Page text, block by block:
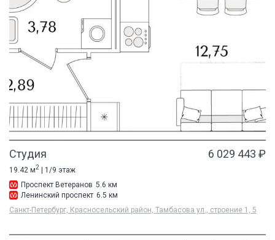
Студия 6 029 443 ₽
19.42 м2 | 1/9 этаж
Проспект Ветеранов 5.6 км
Ленинский проспект 6.5 км
Санкт-Петербург, Красносельский район, Тамбасова ул., строение 1, 5